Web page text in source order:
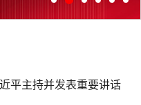
平主持并发表重要讲话